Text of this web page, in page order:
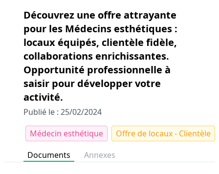
Découvrez une offre attrayante
pour les Médecins esthétiques :
locaux équipés, clientèle fidèle,
collaborations enrichissantes.
Opportunité professionnelle à
saisir pour développer votre
activité.
Publié le : 25/02/2024
Médecin esthétique
Offre de locaux - Clientèle
Documents
Annexes